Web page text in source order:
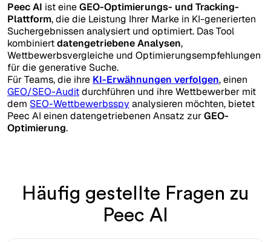
Peec AI ist eineGEO-Optimierungs- und Tracking-
Plattform, die die Leistung Ihrer Marke in KI-generierten
Suchergebnissen analysiert und optimiert. Das Tool
kombiniertdatengetriebene Analysen,
Wettbewerbsvergleiche und Optimierungsempfehlungen
für die generative Suche.
Für Teams, die ihre KI-Erwähnungen verfolgen, einen
GEO/SEO-Auditdurchführen und ihre Wettbewerber mit
dem SEO-Wettbewerbsspy analysieren möchten, bietet
Peec AI einen datengetriebenen Ansatz zurGEO-
Optimierung.
Häufig gestellte Fragen zu
Peec AI